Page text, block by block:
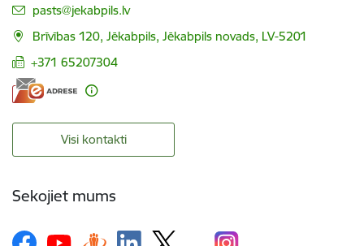
E-pasts:
pasts@jekabpils.lv
Brīvības 120, Jēkabpils, Jēkabpils novads, LV-5201
+371 65207304
Visi kontakti
Sekojiet mums